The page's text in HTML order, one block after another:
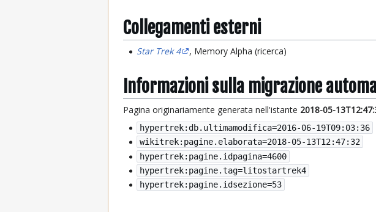
Collegamenti esterni
Star Trek 4 , Memory Alpha (ricerca)
Informazioni sulla migrazione
Pagina originariamente generata nell'istante 2018-05-
hypertrek:db.ultimamodifica=2016-06-19T09:03:36
wikitrek:pagine.elaborata=2018-05-13T12:47:32
hypertrek:pagine.idpagina=4600
hypertrek:pagine.tag=litostartrek4
hypertrek:pagine.idsezione=53